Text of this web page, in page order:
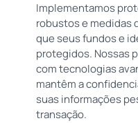
Implementamos
robustos e medidas
que seus fundos e
protegidos. Nossas
com tecnologias
mantêm a
suas informações
transação.